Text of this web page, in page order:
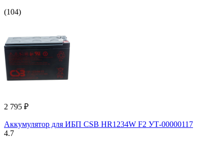
(104)
2 795 ₽
Аккумулятор для ИБП CSB HR1234W F2 УТ-00000117
4.7